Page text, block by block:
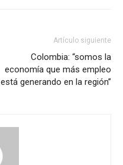
Artículo siguiente
Colombia: “somos la
economía que más empleo
está generando en la región”